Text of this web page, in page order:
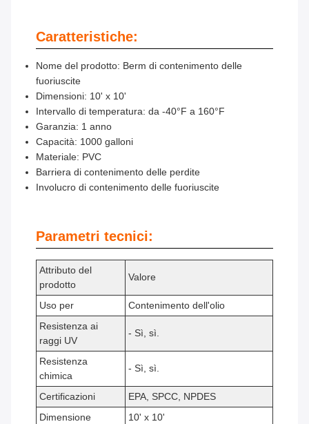
Caratteristiche:
Nome del prodotto: Berm di contenimento delle
fuoriuscite
Dimensioni: 10' x 10'
Intervallo di temperatura: da -40°F a 160°F
Garanzia: 1 anno
Capacità: 1000 galloni
Materiale: PVC
Barriera di contenimento delle perdite
Involucro di contenimento delle fuoriuscite
Parametri tecnici:
Attributo del
prodotto
Valore
Uso per
Contenimento dell'olio
Resistenza ai
raggi UV
- Sì, sì.
Resistenza
chimica
- Sì, sì.
Certificazioni
EPA, SPCC, NPDES
Dimensione
10' x 10'